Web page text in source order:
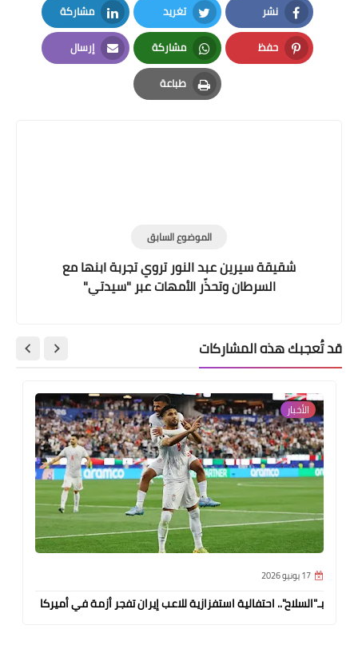
نشر
Facebook
تغريد
Twitter
مشاركة
LinkedIn
حفظ
Pinterest
مشاركة
Whatsapp
إرسال
Email
طباعة
Print
الموضوع السابق
شقيقة سيرين عبد النور تروي تجربة ابنها مع
السرطان وتحذّر الأمهات عبر "سيدتي"
قد تُعجبك هذه المشاركات
الأخبار
17 يونيو 2026
بـ"السلاح".. احتفالية استفزازية للاعب إيران تفجر أزمة في أميركا